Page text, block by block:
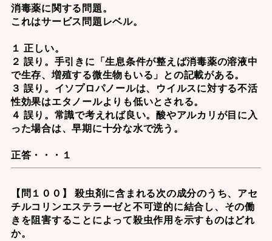
消毒薬に関する問題。
これはサービス問題レベル。
１ 正しい。
２ 誤り。手引きに「生息条件が整えば消毒薬の溶液中
で生存、増殖する微生物もいる」との記載がある。
３ 誤り。イソプロパノールは、ウイルスに対する不活
性効果はエタノールよりも低いとされる。
４ 誤り。常識で考えれば良い。酸やアルカリが目に入
った場合は、早期に十分な水で洗う。
正答・・・１
【問１００】 殺虫剤に含まれる次の成分のうち、アセ
チルコリンエステラーゼと不可逆的に結合し、その働
きを阻害することによって殺虫作用を示すものはどれ
か。